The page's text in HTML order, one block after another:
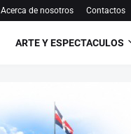
Acerca de nosotros Contactos
ARTE Y ESPECTACULOS